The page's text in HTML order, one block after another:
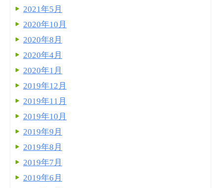
2021年5月
2020年10月
2020年8月
2020年4月
2020年1月
2019年12月
2019年11月
2019年10月
2019年9月
2019年8月
2019年7月
2019年6月